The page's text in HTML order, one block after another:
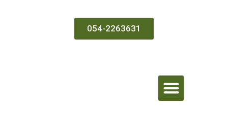
054-2263631